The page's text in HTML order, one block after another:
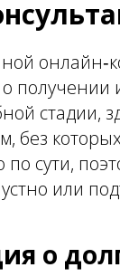
о получении
стадии,
без
по сути,
или
о